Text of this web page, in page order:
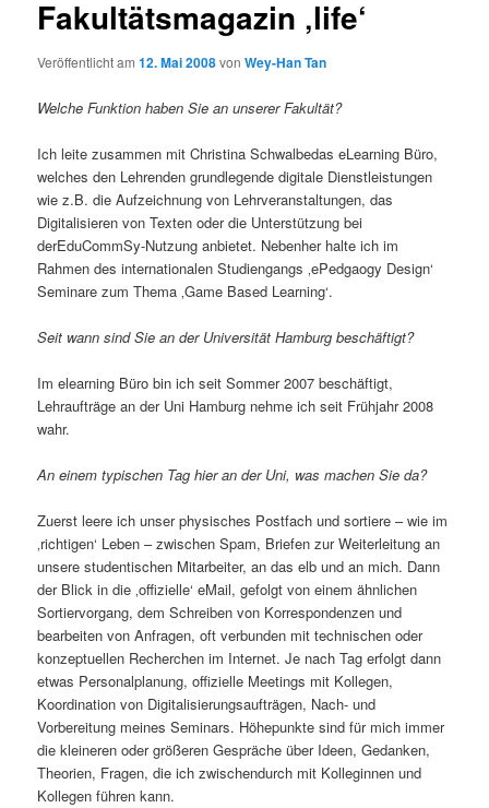
i
g
a
i
o
Fakultätsmagazin ‚life‘
Veröffentlicht am12. Mai 2008vonWey-Han Tan
Welche Funktion haben Sie an unserer Fakultät?
Ich leite zusammen mit Christina Schwalbedas eLearning Büro,
welches den Lehrenden grundlegende digitale Dienstleistungen
wie z.B. die Aufzeichnung von Lehrveranstaltungen, das
Digitalisieren von Texten oder die Unterstützung bei
derEduCommSy-Nutzung anbietet. Nebenher halte ich im
Rahmen des internationalen Studiengangs ‚ePedgaogy Design‘
Seminare zum Thema ‚Game Based Learning‘.
Seit wann sind Sie an der Universität Hamburg beschäftigt?
Im elearning Büro bin ich seit Sommer 2007 beschäftigt,
Lehraufträge an der Uni Hamburg nehme ich seit Frühjahr 2008
wahr.
An einem typischen Tag hier an der Uni, was machen Sie da?
Zuerst leere ich unser physisches Postfach und sortiere – wie im
‚richtigen‘ Leben – zwischen Spam, Briefen zur Weiterleitung an
unsere studentischen Mitarbeiter, an das elb und an mich. Dann
der Blick in die ‚offizielle‘ eMail, gefolgt von einem ähnlichen
Sortiervorgang, dem Schreiben von Korrespondenzen und
bearbeiten von Anfragen, oft verbunden mit technischen oder
konzeptuellen Recherchen im Internet. Je nach Tag erfolgt dann
etwas Personalplanung, offizielle Meetings mit Kollegen,
Koordination von Digitalisierungsaufträgen, Nach- und
Vorbereitung meines Seminars. Höhepunkte sind für mich immer
die kleineren oder größeren Gespräche über Ideen, Gedanken,
Theorien, Fragen, die ich zwischendurch mit Kolleginnen und
Kollegen führen kann.